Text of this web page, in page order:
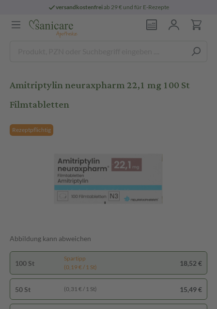
versandkostenfreiab 29 € und für E-Rezepte
Amitriptylin neuraxpharm 22,1 mg 100 St
Filmtabletten
Rezeptpflichtig
Abbildung kann abweichen
100 St
Spartipp
(0,19 € / 1 St)
18,52 €
50 St (0,31 € / 1 St) 15,49 €